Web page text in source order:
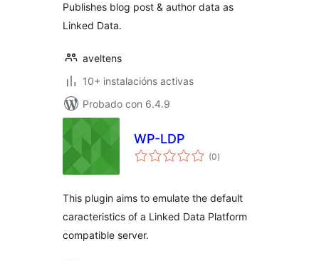
Publishes blog post & author data as
Linked Data.
aveltens
10+ instalacións activas
Probado con 6.4.9
WP-LDP
(0valoracións
totais
)
This plugin aims to emulate the default
caracteristics of a Linked Data Platform
compatible server.